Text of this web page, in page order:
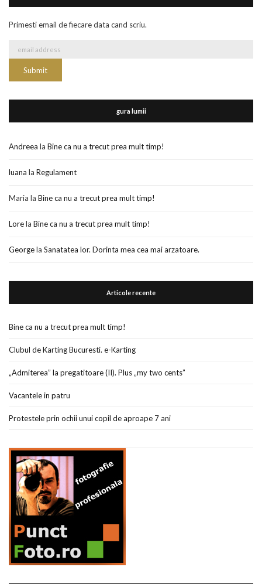
Primesti email de fiecare data cand scriu.
gura lumii
Andreea la Bine ca nu a trecut prea mult timp!
luana la Regulament
Maria la Bine ca nu a trecut prea mult timp!
Lorela Bine ca nu a trecut prea mult timp!
Georgela Sanatatea lor. Dorinta mea cea mai arzatoare.
Articole recente
Bine ca nu a trecut prea mult timp!
Clubul de Karting Bucuresti. e-Karting
„Admiterea” la pregatitoare (II). Plus „my two cents”
Vacantele in patru
Protestele prin ochii unui copil de aproape 7 ani